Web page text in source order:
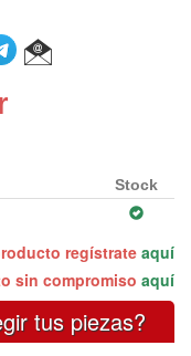
Stock
regístrate aquí
sin compromiso aquí
tus piezas?